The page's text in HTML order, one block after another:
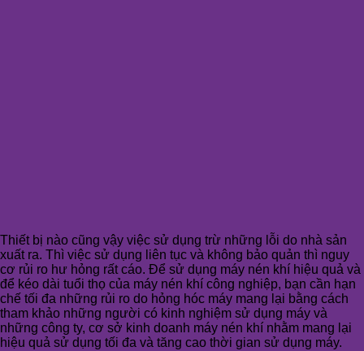
Thiết bị nào cũng vậy việc sử dụng trừ những lỗi do nhà sản
xuất ra. Thì việc sử dụng liên tục và không bảo quản thì nguy
cơ rủi ro hư hỏng rất cáo. Để sử dụng máy nén khí hiệu quả và
để kéo dài tuổi thọ của máy nén khí công nghiệp, bạn cần hạn
chế tối đa những rủi ro do hỏng hóc máy mang lại bằng cách
tham khảo những người có kinh nghiệm sử dụng máy và
những công ty, cơ sở kinh doanh máy nén khí nhằm mang lại
hiệu quả sử dụng tối đa và tăng cao thời gian sử dụng máy.